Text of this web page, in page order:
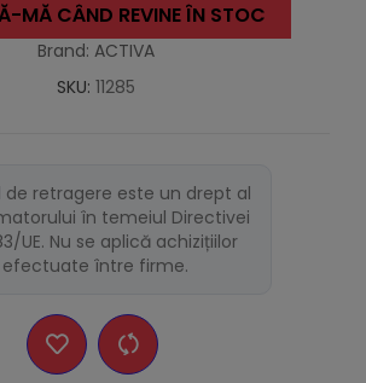
MĂ CÂND REVINE ÎN STOC
Brand: ACTIVA
SKU: 11285
de retragere este un drept al
în temeiul Directivei
UE. Nu se aplică achizițiilor
efectuate între firme.